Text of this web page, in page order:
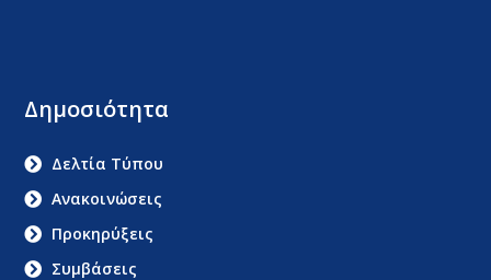
Δημοσιότητα
Δελτία Τύπου
Ανακοινώσεις
Προκηρύξεις
Συμβάσεις